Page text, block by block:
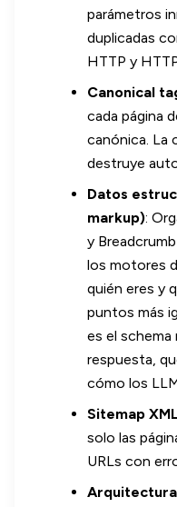
parámetros
duplicadas
HTTP y
Canonical
cada página
canónica. La
destruye
Datos
markup):
y
los motores
quién eres y
puntos más
es el schema
respuesta,
cómo los
Sitemap
solo las
URLs con